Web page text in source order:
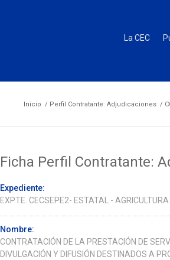
La CEC
Inicio / Perfil Contratante: Adjudicaciones /
Ficha Perfil Contratante:
Expediente:
EXPTE. CECSEPE2- ESTATAL - AGRICULTURA
Nombre:
CONTRATACIÓN DE LA PRESTACIÓN DE
DIVULGACIÓN Y DIFUSIÓN DESTINADOS A